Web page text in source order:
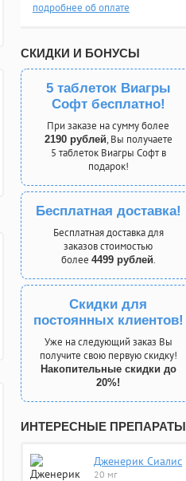
подробнее об оплате
СКИДКИ И БОНУСЫ
5 таблеток Виагры
Софт бесплатно!
При заказе на сумму более
2190 рублей, Вы получаете
5 таблеток Виагры Софт в
подарок!
Бесплатная доставка!
Бесплатная доставка для
заказов стоимостью
более 4499 рублей.
Скидки для
постоянных клиентов!
Уже на следующий заказ Вы
получите свою первую скидку!
Накопительные скидки до
20%!
ИНТЕРЕСНЫЕ ПРЕПАРАТЫ
Дженерик Сиалис
20 мг